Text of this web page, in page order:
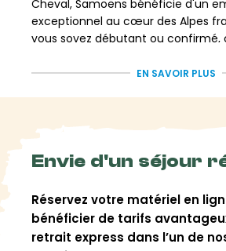
Cheval, Samoëns bénéficie d'un
exceptionnel au cœur des Alpes
vous soyez débutant ou
passionnés de ski freeride.
Le domaine skiable de Samoëns
places depuis Samoëns village,
l'un donnant accès aux pistes des
Quelle que soit votre préférence,
des pistes adaptées à tous les
noires défiantes aux pistes bleues
EN SAVOIR PLUS
Envie d'un séjour
Réservez votre matériel en
bénéficier de tarifs
retrait express dans l’un de